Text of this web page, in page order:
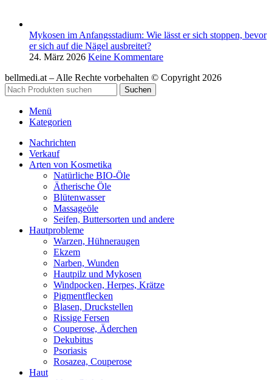
Mykosen im Anfangsstadium: Wie lässt er sich stoppen, bevor
er sich auf die Nägel ausbreitet?
24. März 2026 Keine Kommentare
bellmedi.at – Alle Rechte vorbehalten © Copyright 2026
Suchen
Menü
Kategorien
Nachrichten
Verkauf
Arten von Kosmetika
Natürliche BIO-Öle
Ätherische Öle
Blütenwasser
Massageöle
Seifen, Buttersorten und andere
Hautprobleme
Warzen, Hühneraugen
Ekzem
Narben, Wunden
Hautpilz und Mykosen
Windpocken, Herpes, Krätze
Pigmentflecken
Blasen, Druckstellen
Rissige Fersen
Couperose, Äderchen
Dekubitus
Psoriasis
Rosazea, Couperose
Haut